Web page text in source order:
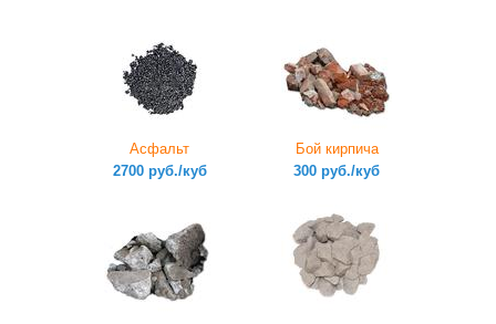
Асфальт
2700 руб./куб
Бой кирпича
300 руб./куб